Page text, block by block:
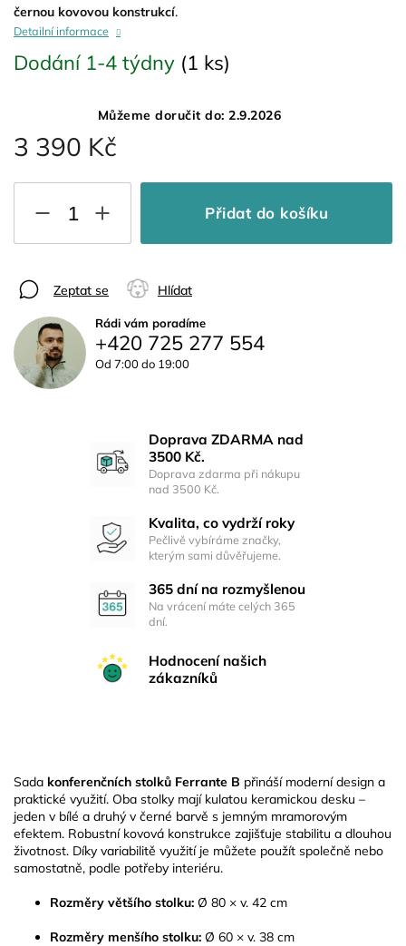
3 390 Kč
Dodání 1-4 týdny (1 ks)
Můžeme doručit do: 2.9.2026
Přidat do košíku
černou kovovou konstrukcí.
Detailní informace
Zeptat se Hlídat
Rádi vám poradíme
+420 725 277 554
Od 7:00 do 19:00
Doprava ZDARMA nad
3500 Kč.
Doprava zdarma při nákupu
nad 3500 Kč.
Kvalita, co vydrží roky
Pečlivě vybíráme značky,
kterým sami důvěřujeme.
365 dní na rozmyšlenou
Na vrácení máte celých 365
dní.
Hodnocení našich
zákazníků
Sada konferenčních stolků Ferrante B přináší moderní design a
praktické využití. Oba stolky mají kulatou keramickou desku –
jeden v bílé a druhý v černé barvě s jemným mramorovým
efektem. Robustní kovová konstrukce zajišťuje stabilitu a dlouhou
životnost. Díky variabilitě využití je můžete použít společně nebo
samostatně, podle potřeby interiéru.
Rozměry většího stolku: Ø 80 × v. 42 cm
Rozměry menšího stolku: Ø 60 × v. 38 cm